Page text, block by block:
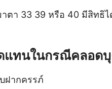
ตา 33 39 หรือ 40 มีสิท
แทนในกรณีคลอด
ฝากครรภ์